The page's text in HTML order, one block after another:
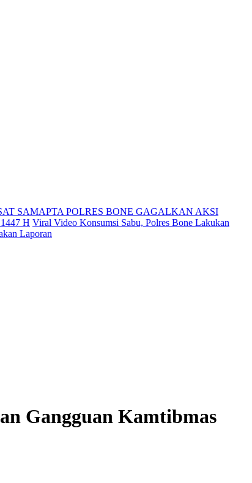
SAMAPTA POLRES BONE GAGALKAN AKSI
H Viral Video Konsumsi Sabu, Polres Bone Lakukan
Laporan
Gangguan Kamtibmas